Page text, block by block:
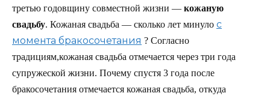
третью годовщину совместной жизни — кожаную
свадьбу. Кожаная свадьба — сколько лет минуло с
момента бракосочетания ? Согласно
традициям,кожаная свадьба отмечается через три года
супружеской жизни. Почему спустя 3 года после
бракосочетания отмечается кожаная свадьба, откуда